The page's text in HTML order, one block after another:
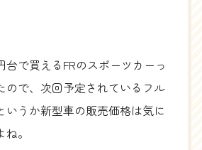
で買えるFRのスポーツカーっ
ので、次回予定されているフル
いうか新型車の販売価格は気に
。